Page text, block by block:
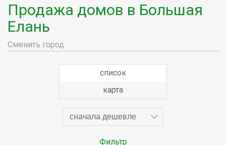
Продажа домов в Большая
Елань
Сменить город
список
карта
сначала дешевле
Фильтр